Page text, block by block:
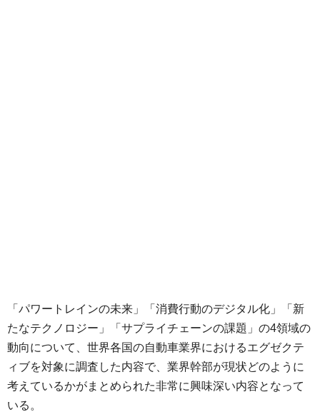
「パワートレインの未来」「消費行動のデジタル化」「新
たなテクノロジー」「サプライチェーンの課題」の4領域の
動向について、世界各国の自動車業界におけるエグゼクテ
ィブを対象に調査した内容で、業界幹部が現状どのように
考えているかがまとめられた非常に興味深い内容となって
いる。